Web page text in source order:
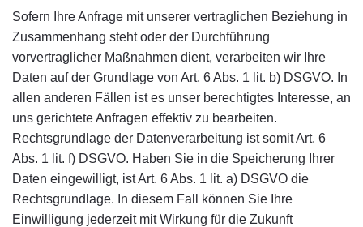
Sofern Ihre Anfrage mit unserer vertraglichen Beziehung in
Zusammenhang steht oder der Durchführung
vorvertraglicher Maßnahmen dient, verarbeiten wir Ihre
Daten auf der Grundlage von Art. 6 Abs. 1 lit. b) DSGVO. In
allen anderen Fällen ist es unser berechtigtes Interesse, an
uns gerichtete Anfragen effektiv zu bearbeiten.
Rechtsgrundlage der Datenverarbeitung ist somit Art. 6
Abs. 1 lit. f) DSGVO. Haben Sie in die Speicherung Ihrer
Daten eingewilligt, ist Art. 6 Abs. 1 lit. a) DSGVO die
Rechtsgrundlage. In diesem Fall können Sie Ihre
Einwilligung jederzeit mit Wirkung für die Zukunft